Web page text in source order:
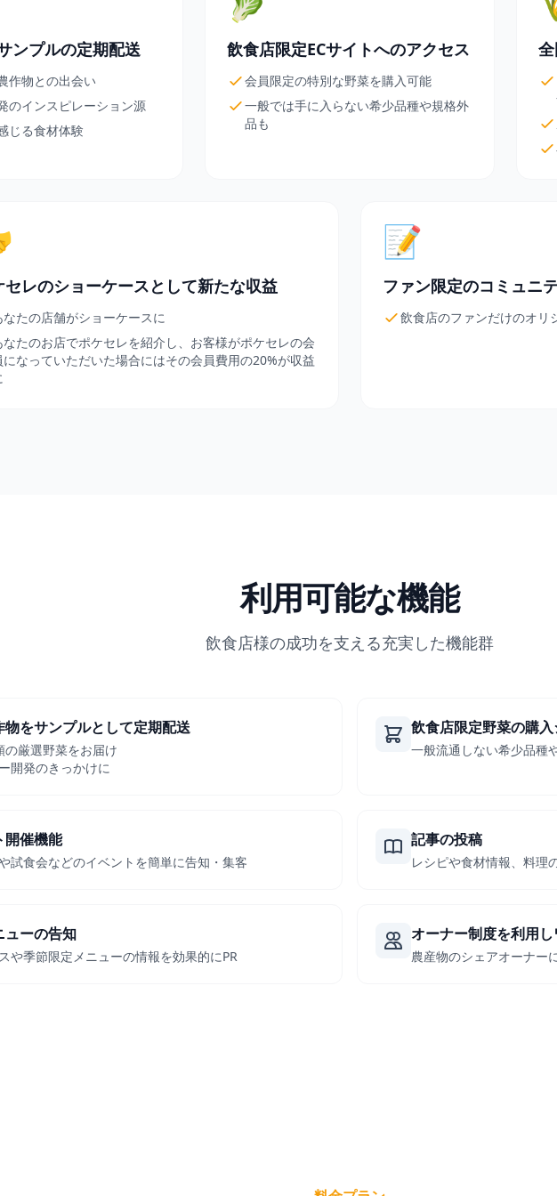
ンプルの定期配送
作物との出会い
のインスピレーション源
じる食材体験
飲食店限定ECサイトへのアクセス
会員限定の特別な野菜を購入可能
一般では手に入らない希少品種や規格外
品も
セレのショーケースとして新たな収益
なたの店舗がショーケースに
なたのお店でポケセレを紹介し、お客様がポケセレの会
になっていただいた場合にはその会員費用の20%が収益
📝
ファン限定のコミュニ
飲食店のファンだけのオリ
利用可能な機能
飲食店様の成功を支える充実した機能群
物をサンプルとして定期配送
の厳選野菜をお届け
開発のきっかけに
飲食店限定野菜の購
一般流通しない希少品種
開催機能
試食会などのイベントを簡単に告知・集客
記事の投稿
レシピや食材情報、料理
ューの告知
や季節限定メニューの情報を効果的にPR
オーナー制度を利用
農産物のシェアオーナー